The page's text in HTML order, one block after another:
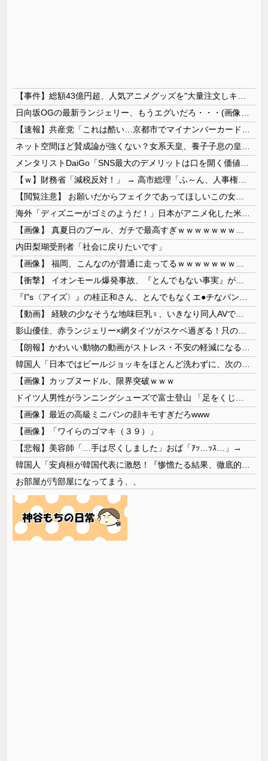
内田梨瑚受刑者「社会に戻りたいです」
【画像】カップヌードル、限界突破ｗｗｗ
【画像】最近の高級ミニバンの顔キモすぎだろwww
【画像】「ワイらのゴマキ（３９）」
【悲報】美容師「…手は尽くしました」おば「ｱｯ…ｯｽ…」→
お部屋が汚部屋になってまう、、